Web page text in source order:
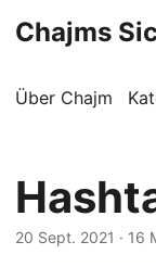
Chajms
Über Chajm
20 Sept. 2021 · 16